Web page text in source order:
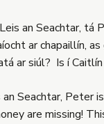
an Seachtar, tá
ar chapaillín,
ar siúl? Is í
Seachtar, Peter
are missing!